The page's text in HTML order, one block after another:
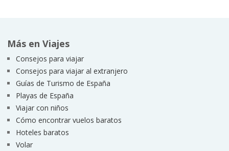
Más en Viajes
Consejos para viajar
Consejos para viajar al extranjero
Guías de Turismo de España
Playas de España
Viajar con niños
Cómo encontrar vuelos baratos
Hoteles baratos
Volar